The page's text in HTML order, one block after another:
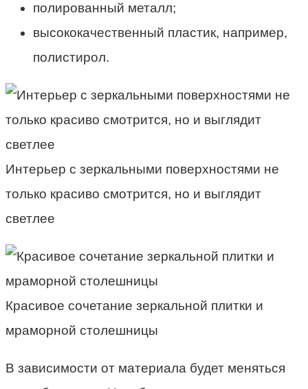
полированный металл;
высококачественный пластик, например,
полистирол.
Интерьер с зеркальными поверхностями не
только красиво смотрится, но и выглядит
светлее
Красивое сочетание зеркальной плитки и
мраморной столешницы
В зависимости от материала будет меняться